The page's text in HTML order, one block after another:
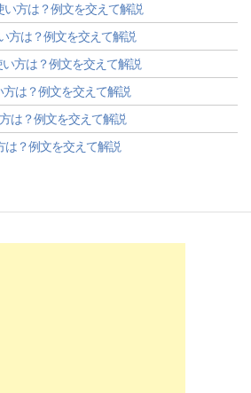
方は？例文を交えて解説
方は？例文を交えて解説
方は？例文を交えて解説
は？例文を交えて解説
は？例文を交えて解説
は？例文を交えて解説